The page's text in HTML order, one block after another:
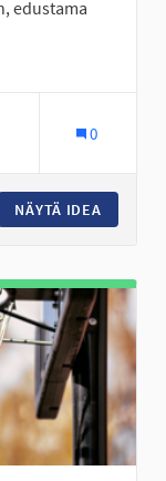
edustama
0
NÄYTÄ IDEA